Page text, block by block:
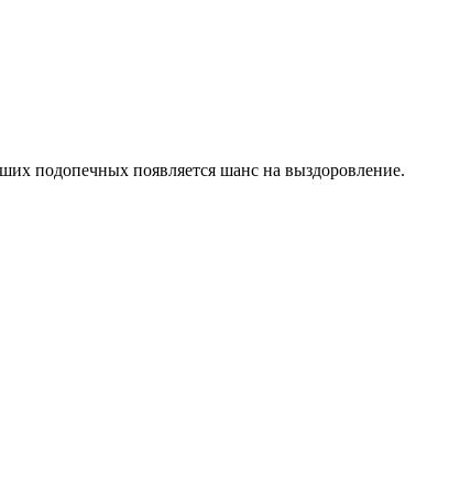
подопечных появляется шанс на выздоровление.